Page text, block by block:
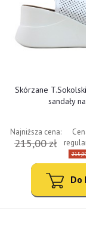
Skórzane T.Sokolski
sandały na
Cena
215,00 zł
Najniższa cena:
215,00 zł
Do